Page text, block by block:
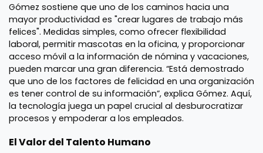
Gómez sostiene que uno de los caminos hacia una
mayor productividad es "crear lugares de trabajo más
felices". Medidas simples, como ofrecer flexibilidad
laboral, permitir mascotas en la oficina, y proporcionar
acceso móvil a la información de nómina y vacaciones,
pueden marcar una gran diferencia. “Está demostrado
que uno de los factores de felicidad en una organización
es tener control de su información”, explica Gómez. Aquí,
la tecnología juega un papel crucial al desburocratizar
procesos y empoderar a los empleados.
El Valor del Talento Humano